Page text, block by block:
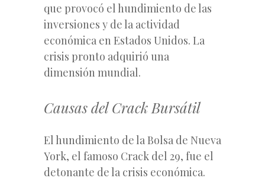
que provocó el hundimiento de las
inversiones y de la actividad
económica en Estados Unidos. La
crisis pronto adquirió una
dimensión mundial.
Causas del Crack Bursátil
El hundimiento de la Bolsa de Nueva
York, el famoso Crack del 29, fue el
detonante de la crisis económica.